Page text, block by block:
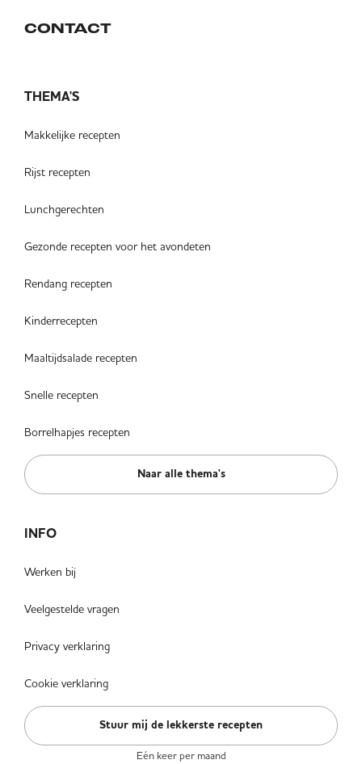
CONTACT
THEMA'S
Makkelijke recepten
Rijst recepten
Lunchgerechten
Gezonde recepten voor het avondeten
Rendang recepten
Kinderrecepten
Maaltijdsalade recepten
Snelle recepten
Borrelhapjes recepten
Naar alle thema's
INFO
Werken bij
Veelgestelde vragen
Privacy verklaring
Cookie verklaring
Stuur mij de lekkerste recepten
Eén keer per maand